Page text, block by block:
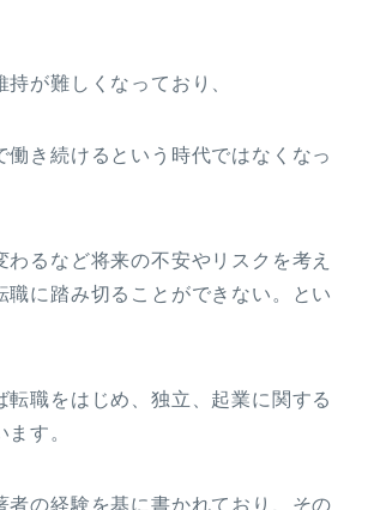
が難しくなっており、
働き続けるという時代ではなくなっ
わるなど将来の不安やリスクを考え
職に踏み切ることができない。とい
転職をはじめ、独立、起業に関する
す。
者の経験を基に書かれており、その